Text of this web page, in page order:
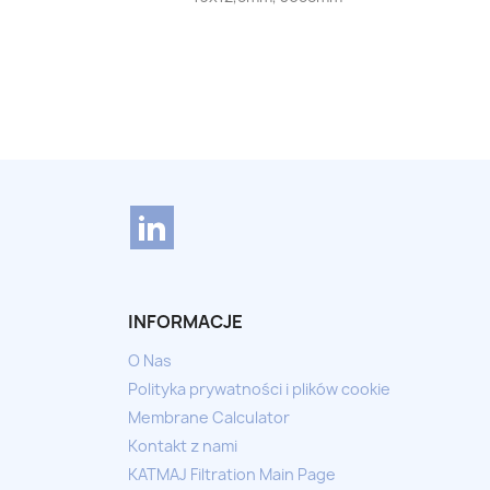
INFORMACJE
O Nas
Polityka prywatności i plików cookie
Membrane Calculator
Kontakt z nami
KATMAJ Filtration Main Page